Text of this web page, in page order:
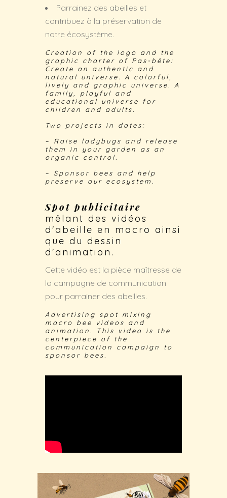
Parrainez des abeilles et
contribuez à la préservation de
notre écosystème.
Creation of the logo and the
graphic charter of Pas-bête:
Create an authentic and
natural universe. A colorful,
lively and graphic universe. A
family, playful and
educational universe for
children and adults.
Two projects in dates:
– Raise ladybugs and release
them in your garden as an
organic control.
– Sponsor bees and help
preserve our ecosystem.
Spot publicitaire
mêlant des vidéos
d'abeille en macro ainsi
que du dessin
d'animation.
Cette vidéo est la pièce maîtresse de
la campagne de communication
pour parrainer des abeilles.
Advertising spot mixing
macro bee videos and
animation. This video is the
centerpiece of the
communication campaign to
sponsor bees.